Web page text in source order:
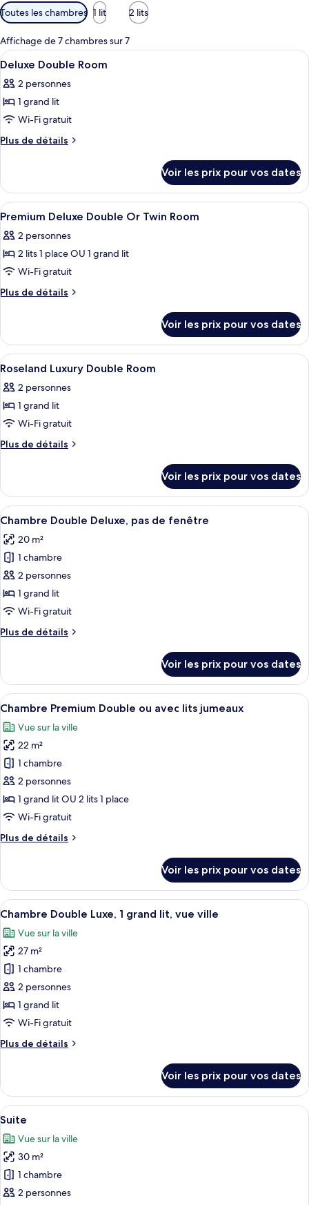
Filtres
disponibles
pour
les
chambres
Toutes les chambres 1 lit 2 lits
Affichage de 7 chambres sur 7
Afficher
toutes
les
photos
pour
ce
chambre :
Deluxe
Double
Room
Minibar, coffres-forts dans les
4
Deluxe Double Room
2 personnes
1 grand lit
Wi-Fi gratuit
Plus de détails
Plus
le
type
de
Deluxe
Double
Voir les prix pour vos dates
Afficher
toutes
les
photos
pour
ce
chambre :
Premium
Deluxe
Double
Or
Twin
Room
Minibar, coffres-forts dans les
5
Premium Deluxe Double Or Twin Room
2 personnes
2 lits 1 place OU 1 grand lit
Wi-Fi gratuit
Plus de détails
Plus
le
type
de
Premium
Deluxe
Or
Twin
Room
Voir les prix pour vos dates
Afficher
toutes
les
photos
pour
ce
chambre :
Roseland
Luxury
Double
Room
Minibar, coffres-forts dans les
5
Roseland Luxury Double Room
2 personnes
1 grand lit
Wi-Fi gratuit
Plus de détails
Plus
le
type
de
Roseland
Luxury
Double
Room
Voir les prix pour vos dates
Afficher
toutes
les
photos
pour
ce
type
chambre :
Deluxe,
pas
de
fenêtre
Une chambre d’hôtel avec un lit, un
4
Chambre Double Deluxe, pas de fenêtre
20 m²
1 chambre
2 personnes
1 grand lit
Wi-Fi gratuit
Plus de détails
Plus
le
type
de
Chambre
Double
Deluxe,
pas
de
fenêtre
Voir les prix pour vos dates
Afficher
toutes
les
photos
pour
ce
type
de
chambre :
Chambre
ou
avec
lits
jumeaux
Une chambre d’hôtel avec un
5
Chambre Premium Double ou avec lits jumeaux
Vue sur la ville
22 m²
1 chambre
2 personnes
1 grand lit OU 2 lits 1 place
Wi-Fi gratuit
Plus de détails
Plus
le
type
de
Chambre
Premium
Double
ou
avec
lits
jumeaux
Voir les prix pour vos dates
Afficher
toutes
les
photos
pour
ce
type
de
chambre :
Chambre
1
grand
lit,
vue
ville
Une chambre d’hôtel avec un
5
Chambre Double Luxe, 1 grand lit, vue ville
Vue sur la ville
27 m²
1 chambre
2 personnes
1 grand lit
Wi-Fi gratuit
Plus de détails
Plus
le
type
de
Chambre
Double
Luxe,
grand
Voir les prix pour vos dates
Afficher
toutes
les
photos
pour
ce
Une chambre d’hôtel avec un lit, un
5
Suite
Vue sur la ville
30 m²
1 chambre
2 personnes